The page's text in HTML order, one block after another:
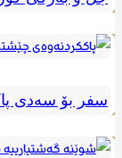
سفر بۆ سەدی